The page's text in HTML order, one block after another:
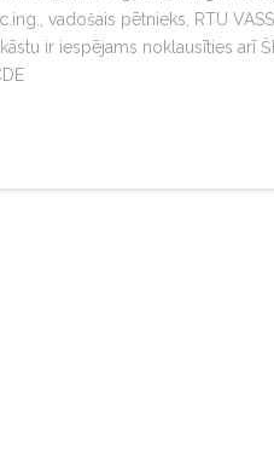
vadošais pētnieks, RTU
ir iespējams noklausīties arī